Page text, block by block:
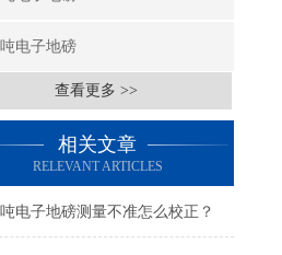
电子地磅
查看更多 >>
相关文章
RELEVANT ARTICLES
吨电子地磅测量不准怎么校正？